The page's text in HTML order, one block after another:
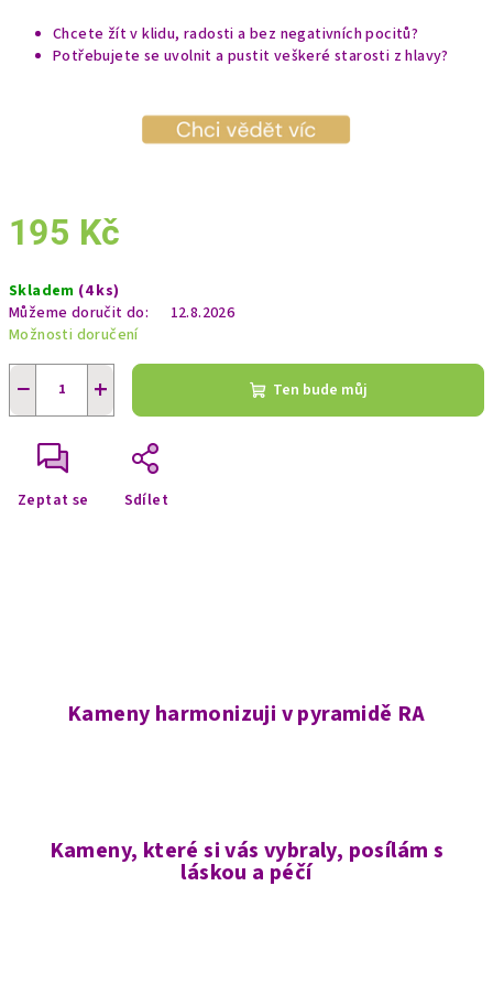
Chcete žít v klidu, radosti a bez negativních pocitů?
Potřebujete se uvolnit a pustit veškeré starosti z hlavy?
195 Kč
cena:
Skladem (4 ks)
Můžeme doručit do:
12.8.2026
Možnosti doručení
+
− Ten bude můj
Zeptat se Sdílet
Kameny harmonizuji v pyramidě RA
Kameny, které si vás vybraly, posílám s
láskou a péčí